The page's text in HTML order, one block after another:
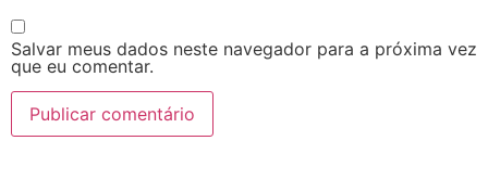
Salvar meus dados neste navegador para a próxima vez
que eu comentar.